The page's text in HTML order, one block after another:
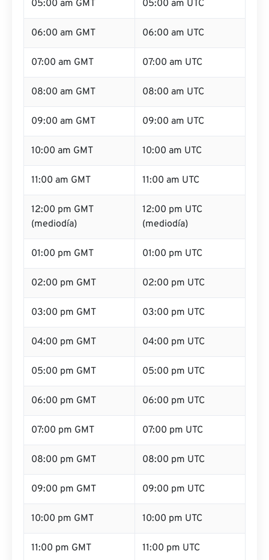
05:00 am GMT 05:00 am UTC
06:00 am GMT 06:00 am UTC
07:00 am GMT 07:00 am UTC
08:00 am GMT 08:00 am UTC
09:00 am GMT 09:00 am UTC
10:00 am GMT 10:00 am UTC
11:00 am GMT 11:00 am UTC
12:00 pm GMT
(mediodía)
12:00 pm UTC
(mediodía)
01:00 pm GMT 01:00 pm UTC
02:00 pm GMT 02:00 pm UTC
03:00 pm GMT 03:00 pm UTC
04:00 pm GMT 04:00 pm UTC
05:00 pm GMT 05:00 pm UTC
06:00 pm GMT 06:00 pm UTC
07:00 pm GMT 07:00 pm UTC
08:00 pm GMT 08:00 pm UTC
09:00 pm GMT 09:00 pm UTC
10:00 pm GMT 10:00 pm UTC
11:00 pm GMT 11:00 pm UTC